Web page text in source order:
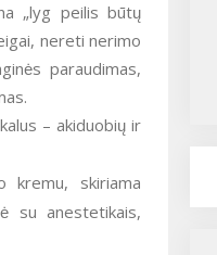
„lyg peilis būtų
nereti nerimo
paraudimas,
– akiduobių ir
kremu, skiriama
su anestetikais,